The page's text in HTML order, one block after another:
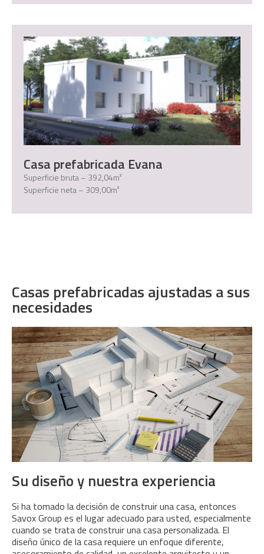
Casa prefabricada Evana
Superficie bruta – 392,04m²
Superficie neta – 309,00m²
Casas prefabricadas ajustadas a sus
necesidades
Su diseño y nuestra experiencia
Si ha tomado la decisión de construir una casa, entonces
Savox Group es el lugar adecuado para usted, especialmente
cuando se trata de construir una casa personalizada. El
diseño único de la casa requiere un enfoque diferente,